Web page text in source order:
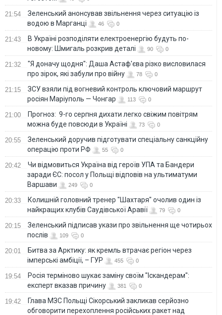
21:54
Зеленський анонсував звільнення через ситуацію із
водою в Марганці
46 0
21:43
В Україні розподіляти електроенергію будуть по-
новому: Шмигаль розкрив деталі
90 0
21:32
"Я доначу щодня": Даша Астаф'єва різко висловилася
про зірок, які забули про війну
78 0
21:15
ЗСУ взяли під вогневий контроль ключовий маршрут
росіян Маріуполь — Чонгар
113 0
21:00
Прогноз: 9-го серпня дихати легко свіжим повітрям
можна буде повсюди в Україні
73 0
20:55
Зеленський доручив підготувати спеціальну санкційну
операцію проти РФ
55 0
20:42
Чи відмовиться Україна від героїв УПА та Бандери
заради ЄС: посол у Польщі відповів на ультиматуми
Варшави
249 0
20:33
Колишній головний тренер "Шахтаря" очолив один із
найкращих клубів Саудівської Аравії
79 0
20:15
Зеленський підписав укази про звільнення ще чотирьох
послів
109 0
20:01
Битва за Арктику: як кремль втрачає регіон через
імперські амбіції, – ГУР
455 0
19:54
Росія терміново шукає заміну своїм "Іскандерам":
експерт вказав причину
381 0
19:42
Глава МЗС Польщі Сікорський закликав серйозно
обговорити перехоплення російських ракет над